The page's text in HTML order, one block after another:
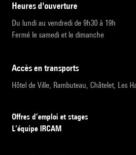
heures d'ouverture
Du lundi au vendredi de 9h30 à 19h
Fermé le samedi et le dimanche
accès en transports
Hôtel de Ville, Rambuteau, Châtelet, Les
Offres d’emploi et stages
L’équipe IRCAM